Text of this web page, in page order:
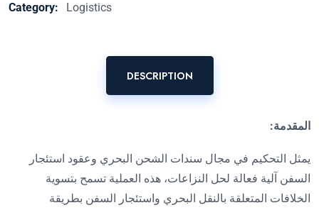
Category: Logistics
DESCRIPTION
المقدمة:
يمثل التحكيم في مجال سندات الشحن البحري وعقود استئجار
السفن آلية فعالة لحل النزاعات، هذه العملية تسمح بتسوية
الخلافات المتعلقة بالنقل البحري واستئجار السفن بطريقة